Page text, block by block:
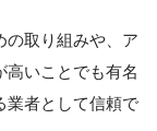
の取り組みや、ア
高いことでも有名
業者として信頼で